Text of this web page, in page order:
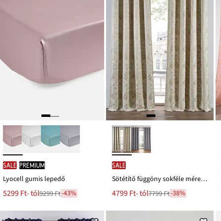
SALE PREMIUM
Lyocell gumis lepedő
Új
5299 Ft- tól
Leárazva
Ft-
9299 Ft-43%
SALE
Sötétítő függöny sokféle méretben (1 db)
Új
4799 Ft- tól
Leárazva 7799 Ft-38%